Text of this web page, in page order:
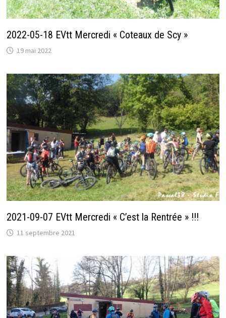
2022-05-18 EVtt Mercredi « Coteaux de Scy »
19 mai 2022
2021-09-07 EVtt Mercredi « C’est la Rentrée » !!!
11 septembre 2021